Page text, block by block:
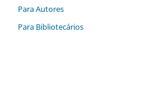
Para Autores
Para Bibliotecários